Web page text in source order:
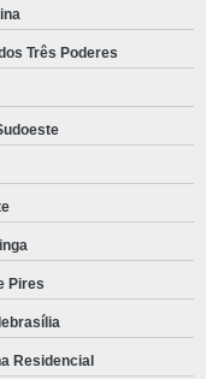
Três Poderes
Pires
Residencial